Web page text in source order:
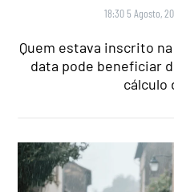
18:30 5 Agosto,
Quem estava inscrito
data pode beneficiar
cálculo